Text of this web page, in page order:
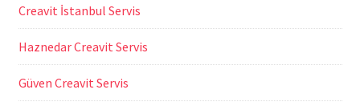
Creavit İstanbul Servis
Haznedar Creavit Servis
Güven Creavit Servis